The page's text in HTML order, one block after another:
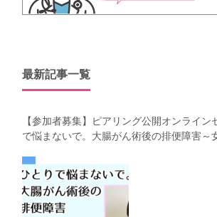
最新記事一覧
【参加者募集】ピアリング公開オンライン
で悩まないで。大腸がん術後の排便障害～